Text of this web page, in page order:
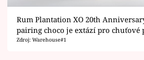
Rum Plantation XO 20th
pairing choco je extází pro chuťové
Zdroj: Warehouse#1